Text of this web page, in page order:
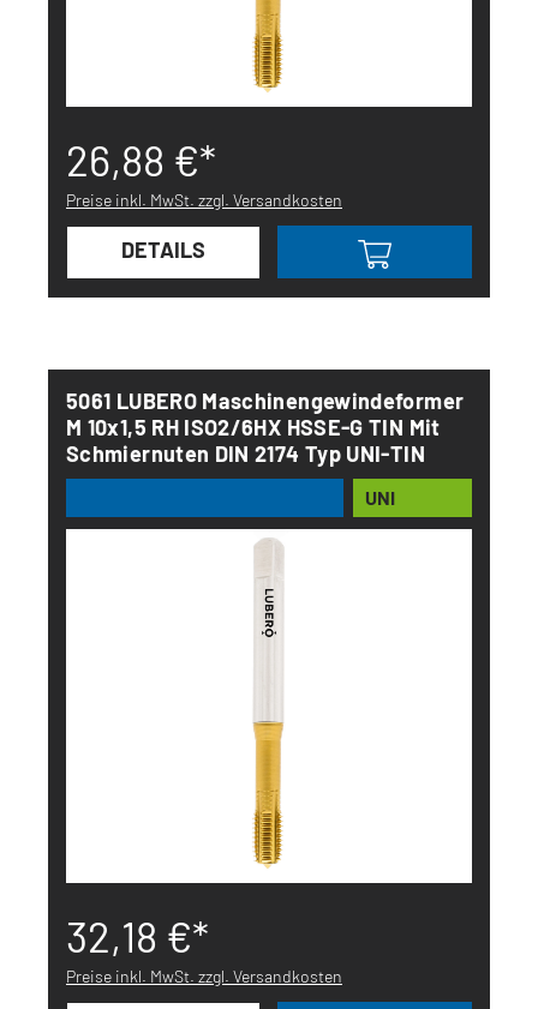
26,88 €*
Preise inkl. MwSt. zzgl. Versandkosten
DETAILS
5061 LUBERO Maschinengewindeformer
M 10x1,5 RH ISO2/6HX HSSE-G TIN Mit
Schmiernuten DIN 2174 Typ UNI-TIN
UNI
32,18 €*
Preise inkl. MwSt. zzgl. Versandkosten